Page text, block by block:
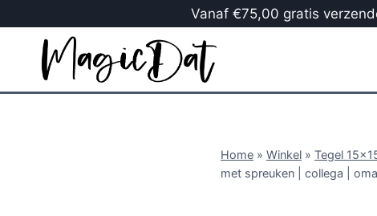
Vanaf €75,00 gratis
Home » Winkel » Tegel
met spreuken | collega |